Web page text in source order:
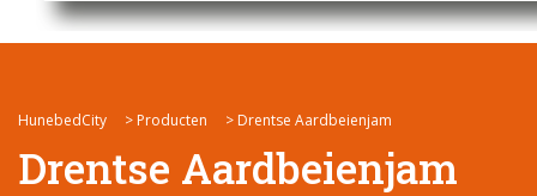
HunebedCity > Producten > Drentse Aardbeienjam
Drentse Aardbeienjam